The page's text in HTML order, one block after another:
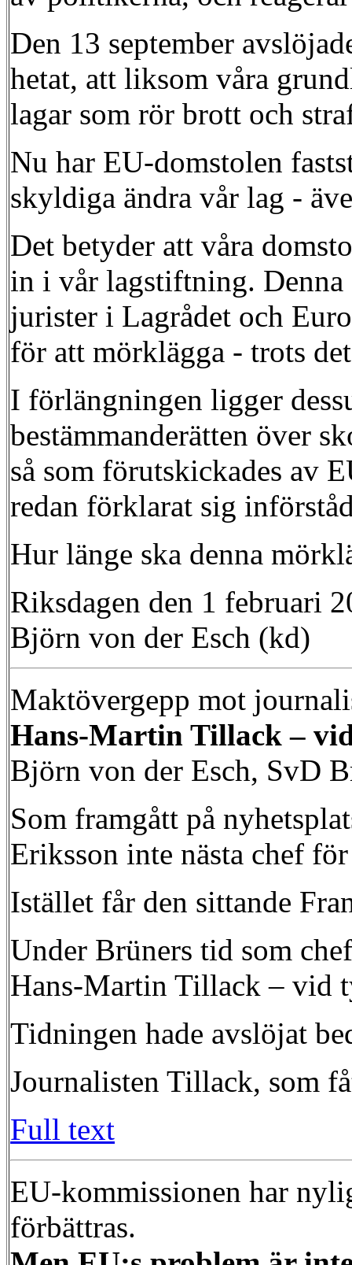
Den 13 september
hetat, att liksom våra
lagar som rör brott och
Nu har EU-domstolen
skyldiga ändra vår lag -
Det betyder att våra
in i vår lagstiftning. Denna
jurister i Lagrådet och
för att mörklägga - trots
I förlängningen ligger
bestämmanderätten över
så som förutskickades av
redan förklarat sig
Hur länge ska denna
Riksdagen den 1 februari
Björn von der Esch (kd)
Maktövergepp mot
Hans-Martin Tillack –
Björn von der Esch, SvD
Som framgått på
Eriksson inte nästa chef
Istället får den sittande
Under Brüners tid som
Hans-Martin Tillack – vid
Tidningen hade avslöjat
Journalisten Tillack, som
Full text
EU-kommissionen har
förbättras.